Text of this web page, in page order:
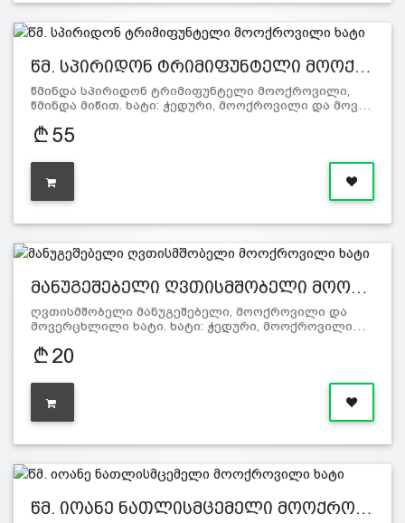
წმ. სპირიდონ ტრიმიფუნტელი მოოქ…
წმინდა სპირიდონ ტრიმიფუნტელი მოოქროვილი,
წმინდა მიწით. ხატი: ჭედური, მოოქროვილი და მოვ…
55
მანუგეშებელი ღვთისმშობელი მოო…
ღვთისმშობელი მანუგეშებელი, მოოქროვილი და
მოვერცხლილი ხატი. ხატი: ჭედური, მოოქროვილი…
20
წმ. იოანე ნათლისმცემელი მოოქრო…